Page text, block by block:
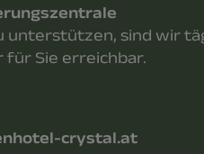
unterstützen, sind wir
für Sie erreichbar.
crystal.at